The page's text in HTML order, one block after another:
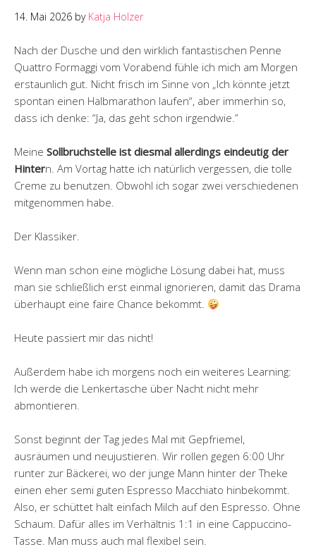
14. Mai 2026 by Katja Holzer
Nach der Dusche und den wirklich fantastischen Penne
Quattro Formaggi vom Vorabend fühle ich mich am Morgen
erstaunlich gut. Nicht frisch im Sinne von „Ich könnte jetzt
spontan einen Halbmarathon laufen“, aber immerhin so,
dass ich denke: “Ja, das geht schon irgendwie.”
Meine Sollbruchstelle ist diesmal allerdings eindeutig der
Hintern. Am Vortag hatte ich natürlich vergessen, die tolle
Creme zu benutzen. Obwohl ich sogar zwei verschiedenen
mitgenommen habe.
Der Klassiker.
Wenn man schon eine mögliche Lösung dabei hat, muss
man sie schließlich erst einmal ignorieren, damit das Drama
überhaupt eine faire Chance bekommt.
Heute passiert mir das nicht!
Außerdem habe ich morgens noch ein weiteres Learning:
Ich werde die Lenkertasche über Nacht nicht mehr
abmontieren.
Sonst beginnt der Tag jedes Mal mit Gepfriemel,
ausräumen und neujustieren. Wir rollen gegen 6:00 Uhr
runter zur Bäckerei, wo der junge Mann hinter der Theke
einen eher semi guten Espresso Macchiato hinbekommt.
Also, er schüttet halt einfach Milch auf den Espresso. Ohne
Schaum. Dafür alles im Verhältnis 1:1 in eine Cappuccino-
Tasse. Man muss auch mal flexibel sein.